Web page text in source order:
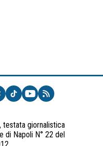
testata giornalistica
di Napoli N° 22 del